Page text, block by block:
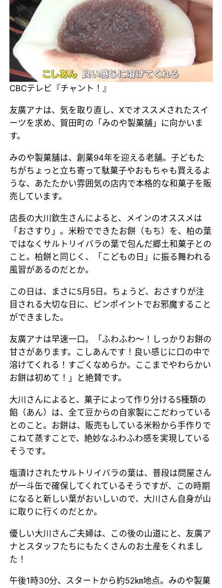
CBCテレビ『チャント！』
友廣アナは、気を取り直し、Xでオススメされたスイ
ーツを求め、賀田町の「みのや製菓舗」に向かいま
す。
みのや製菓舗は、創業94年を迎える老舗。子どもた
ちがちょっと立ち寄って駄菓子やおもちゃも買えるよ
うな、あたたかい雰囲気の店内で本格的な和菓子を販
売しています。
店長の大川欽生さんによると、メインのオススメは
「おさすり」。米粉でできたお餅（もち）を、柏の葉
ではなくサルトリイバラの葉で包んだ郷土和菓子との
こと。柏餅と同じく、「こどもの日」に振る舞われる
風習があるのだとか。
この日は、まさに5月5日。ちょうど、おさすりが注
目される大切な日に、ピンポイントでお邪魔すること
ができました。
友廣アナは早速一口。「ふわふわ～！しっかりお餅の
甘さがあります。こしあんです！良い感じに口の中で
溶けてくれる！すごくなめらか。ここまでやわらかい
お餅は初めて！」と絶賛です。
大川さんによると、菓子によって作り分ける5種類の
餡（あん）は、全て豆からの自家製にこだわっている
とのこと。お餅は、販売もしている米粉から手作りで
こねて蒸すことで、絶妙なふわふわ感を実現している
そうです。
塩漬けされたサルトリイバラの葉は、普段は問屋さん
が一斗缶で確保してくれているそうですが、この時期
になると新しい葉がおいしいので、大川さん自身が山
に取りに行くのだとか。
優しい大川さんご夫婦は、この後の山道にと、友廣ア
ナとスタッフたちにもたくさんのお土産をくれまし
た！
午後1時30分、スタートから約52㎞地点。みのや製菓